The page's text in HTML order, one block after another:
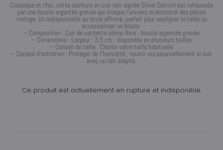
Classique et chic, cette ceinture en cuir noir signée Silver Ostrich est rehaussée
par une boucle argentée gravée qui évoque l’univers ornemental des pièces
vintage. Un indispensable au style affirmé, parfait pour souligner la taille ou
accessoiriser un blazer.
– Composition : Cuir de vachette pleine fleur ; boucle argentée gravée
– Dimensions : Largeur : 3,5 cm ; disponible en plusieurs tailles
– Conseil de taille : Choisir votre taille habituelle
– Conseil d’entretien : Protéger de l’humidité ; nourrir occasionnellement le cuir
avec un lait adapté.
Ce produit est actuellement en rupture et indisponible.